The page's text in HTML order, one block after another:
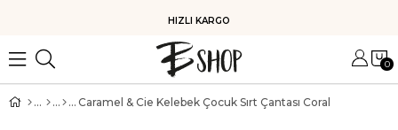
HIZLI KARGO
0
Caramel & Cie Kelebek Çocuk Sırt Çantası Coral